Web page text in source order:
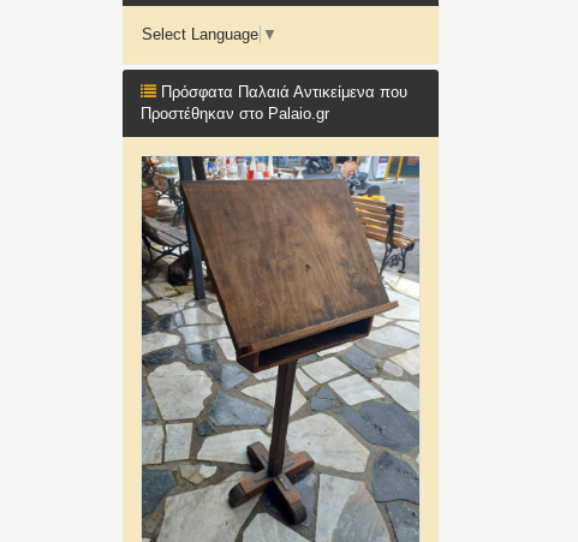
Select Language ▼
Πρόσφατα Παλαιά Αντικείμενα που
Προστέθηκαν στο Palaio.gr